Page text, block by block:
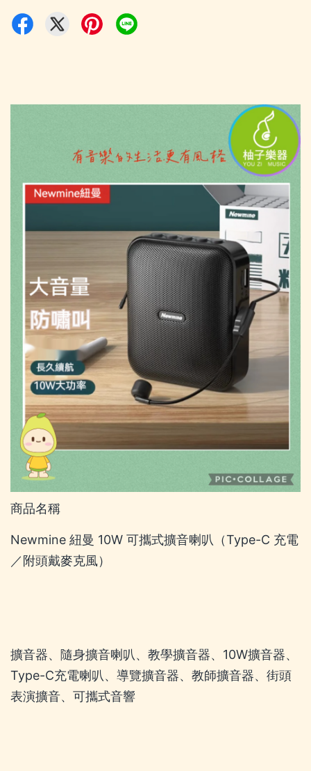
商品名稱
Newmine 紐曼 10W 可攜式擴音喇叭（Type-C 充電
／附頭戴麥克風）
擴音器、隨身擴音喇叭、教學擴音器、10W擴音器、
Type-C充電喇叭、導覽擴音器、教師擴音器、街頭
表演擴音、可攜式音響